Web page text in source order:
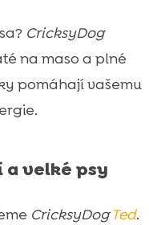
CricksyDog
na maso a plné
pomáhají vašemu
a velké psy
CricksyDogTed.